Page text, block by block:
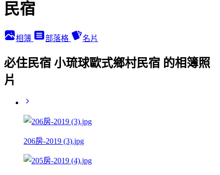
民宿
相簿 部落格 名片
必住民宿 小琉球歐式鄉村民宿 的相簿照
片
206房-2019 (3).jpg